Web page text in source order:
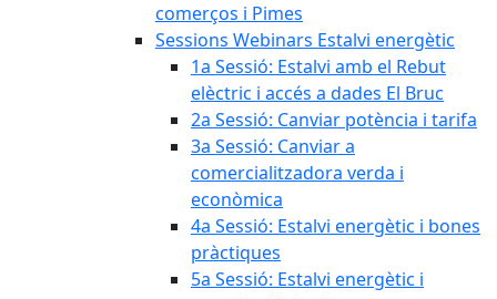
comerços i Pimes
Sessions Webinars Estalvi energètic
1a Sessió: Estalvi amb el Rebut
elèctric i accés a dades El Bruc
2a Sessió: Canviar potència i tarifa
3a Sessió: Canviar a
comercialitzadora verda i
econòmica
4a Sessió: Estalvi energètic i bones
pràctiques
5a Sessió: Estalvi energètic i